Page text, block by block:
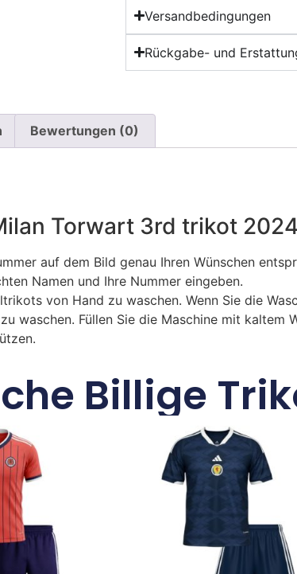
Versandbedingungen
Rückgabe- und
Bewertungen (0)
Torwart 3rd trikot
auf dem Bild genau Ihren Wünschen
Namen und Ihre Nummer eingeben.
von Hand zu waschen. Wenn Sie die
waschen. Füllen Sie die Maschine mit kaltem
Billige